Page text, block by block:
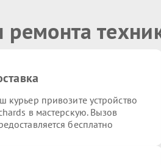
ремонта
курьер привозите устройство
в мастерскую. Вызов
бесплатно